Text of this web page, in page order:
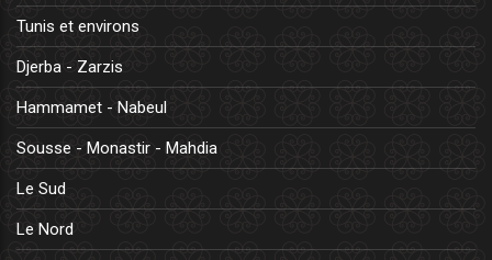
Tunis et environs
Djerba - Zarzis
Hammamet - Nabeul
Sousse - Monastir - Mahdia
Le Sud
Le Nord